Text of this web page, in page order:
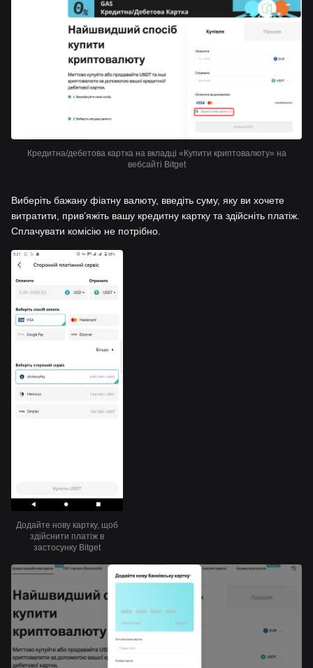
Кредитна/дебетова картка на вкладці «Купити криптовалюту» на
вебсайті Bitget
Виберіть бажану фіатну валюту, введіть суму, яку ви хочете
витратити, привʼяжіть вашу кредитну картку та здійсніть платіж.
Сплачувати комісію не потрібно.
Додайте нову картку, щоб
здійснити платіж в
застосунку Bitget